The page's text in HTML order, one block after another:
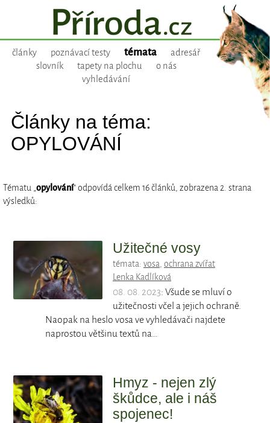
články poznávací testy témata
adresář
slovník
tapety na plochu
o nás
vyhledávání
Články na téma:
OPYLOVÁNÍ
Tématu „opylování“ odpovídá celkem 16 článků, zobrazena 2. strana
výsledků:
Užitečné vosy
témata: vosa, ochrana zvířat
Lenka Kadlíková
08. 08. 2023: Všude se mluví o
užitečnosti včel a jejich ochraně.
Naopak na heslo vosa ve vyhledávači najdete
naprostou většinu textů na…
Hmyz - nejen zlý
škůdce, ale i náš
spojenec!